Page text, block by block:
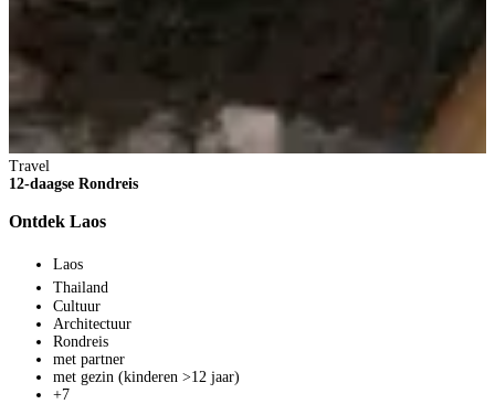
Travel
12-daagse Rondreis
Ontdek Laos
Laos
Thailand
Cultuur
Architectuur
Rondreis
met partner
met gezin (kinderen >12 jaar)
+7